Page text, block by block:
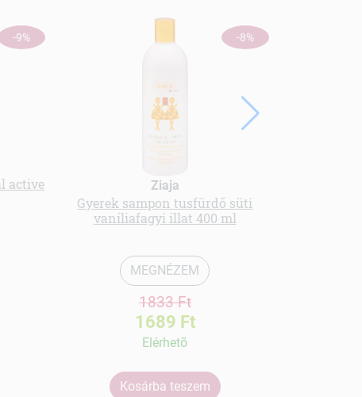
-9%
active
-8%
Ziaja
Gyerek sampon tusfürdő süti
vaníliafagyi illat 400 ml
MEGNÉZEM
1833 Ft
1689 Ft
Elérhetõ
Kosárba teszem